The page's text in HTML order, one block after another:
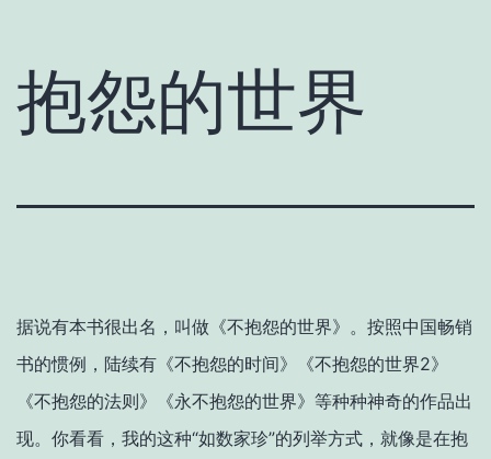
抱怨的世界
据说有本书很出名，叫做《不抱怨的世界》。按照中国畅销
书的惯例，陆续有《不抱怨的时间》《不抱怨的世界2》
《不抱怨的法则》《永不抱怨的世界》等种种神奇的作品出
现。你看看，我的这种“如数家珍”的列举方式，就像是在抱